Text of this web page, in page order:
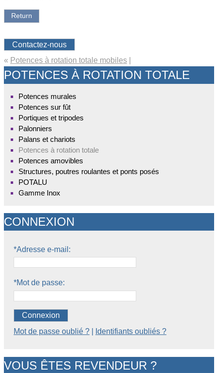
Return
Contactez-nous
« Potences à rotation totale mobiles
POTENCES À ROTATION TOTALE
Potences murales
Potences sur fût
Portiques et tripodes
Palonniers
Palans et chariots
Potences à rotation totale
Potences amovibles
Structures, poutres roulantes et ponts posés
POTALU
Gamme Inox
CONNEXION
*Adresse e-mail:
*Mot de passe:
Connexion
Mot de passe oublié ?
Identifiants oubliés ?
VOUS ÊTES REVENDEUR ?